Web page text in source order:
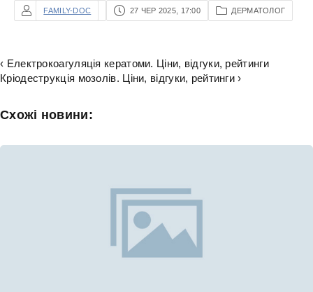
FAMILY-DOC 27 ЧЕР 2025, 17:00 ДЕРМАТОЛОГ
‹ Електрокоагуляція кератоми. Ціни, відгуки, рейтинги
Кріодеструкція мозолів. Ціни, відгуки, рейтинги ›
Схожі новини: